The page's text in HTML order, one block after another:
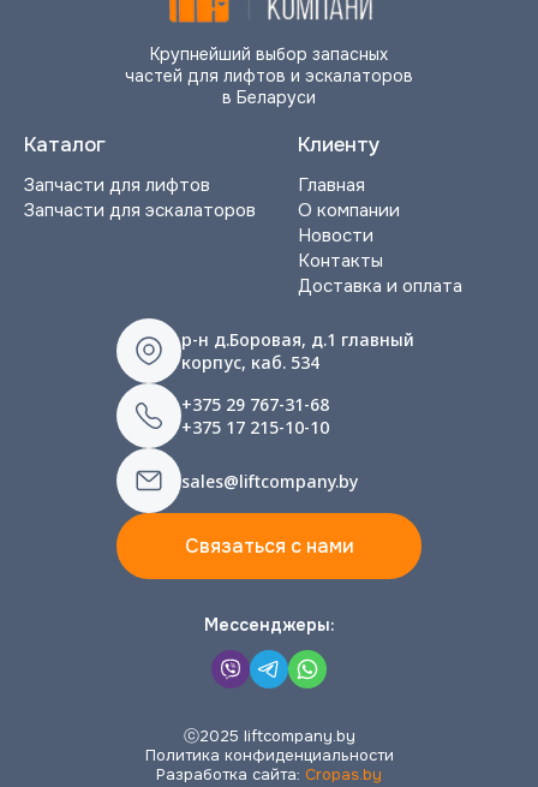
Крупнейший выбор запасных
частей для лифтов и эскалаторов
в Беларуси
Каталог
Запчасти для лифтов
Запчасти для эскалаторов
Клиенту
Главная
О компании
Новости
Контакты
Доставка и оплата
р-н д.Боровая, д.1 главный
корпус, каб. 534
+375 29 767-31-68
+375 17 215-10-10
sales@liftcompany.by
Связаться с нами
Мессенджеры:
ⓒ2025 liftcompany.by
Политика конфиденциальности
Разработка сайта: Cropas.by